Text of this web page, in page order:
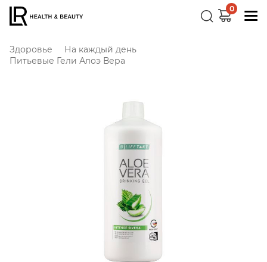
0
Здоровье
На каждый день
Питьевые Гели Алоэ Вера